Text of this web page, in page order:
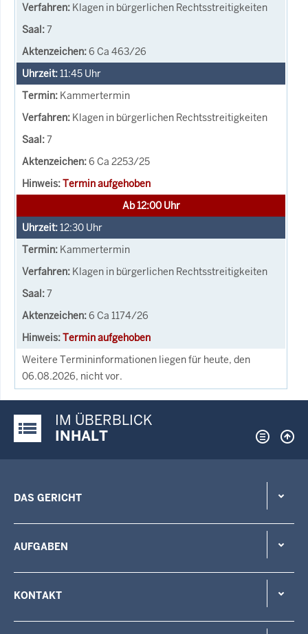
Klagen in bürgerlichen Rechtsstreitigkeiten
7
6 Ca 463/26
11:45 Uhr
Kammertermin
Klagen in bürgerlichen Rechtsstreitigkeiten
7
6 Ca 2253/25
Termin aufgehoben
Ab 12:00 Uhr
12:30 Uhr
Kammertermin
Klagen in bürgerlichen Rechtsstreitigkeiten
7
6 Ca 1174/26
Termin aufgehoben
Weitere Termininformationen liegen für heute, den
06.08.2026, nicht vor.
Justiz-Portal im Überblick:
IM ÜBERBLICK
INHALT
DAS GERICHT
AUFGABEN
KONTAKT